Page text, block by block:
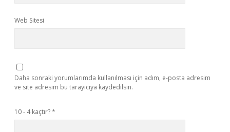
Web Sitesi
Daha sonraki yorumlarımda kullanılması için adım, e-posta adresim
ve site adresim bu tarayıcıya kaydedilsin.
10 - 4 kaçtır?*